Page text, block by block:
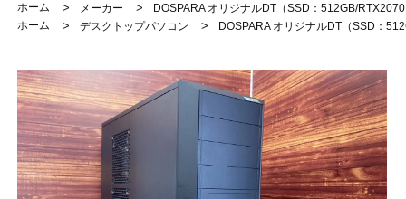
ホーム
> メーカー >
DOSPARA オリジナルDT（SSD：512GB/
ホーム
> デスクトップパソコン > DOSPARA オリジナルDT（SSD：